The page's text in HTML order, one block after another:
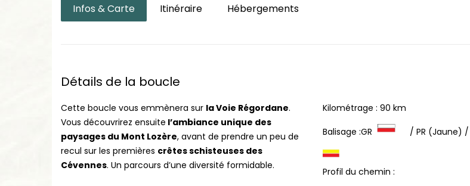
Infos & Carte Itinéraire Hébergements
Détails de la boucle
Cette boucle vous emmènera sur la Voie Régordane.
Vous découvrirez ensuite l’ambiance unique des
paysages du Mont Lozère, avant de prendre un peu de
recul sur les premières crêtes schisteuses des
Cévennes. Un parcours d’une diversité formidable.
Kilométrage : 90 km
Balisage :GR / PR (Jaune) /
Profil du chemin :